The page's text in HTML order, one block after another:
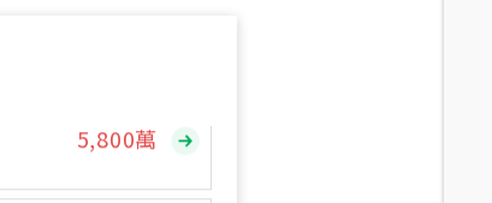
總價